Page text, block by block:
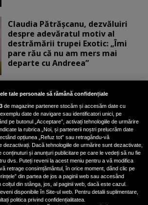
Claudia Pătrășcanu, dezvăluiri
despre adevăratul motiv al
destrămării trupei Exotic: „Îmi
pare rău că nu am mers mai
departe cu Andreea”
Scene incredibile! Ilinca Vandici a
pus mâna pe aparatul de
fotografiat al unui paparazzo și i l-
a aruncat la gunoi: „S-a dus la
poliție. Nu mai aveam aer”
Oana Moșneagu, mărturisiri
despre începutul relației cu Vlad
Gherman: „Eu am fost îngrozită de
aceasta posibilă relație”
tale personale să rămână confidențiale
de magazine partenere stocăm și accesăm date cu
date de navigare sau identificatori unici, pe
pe butonul „Acceptare”, activați tehnologiile de urmărire
la rubrica „Noi, și partenerii noștri prelucrăm date
opțiunea „Refuz tot” sau retragându-vă
dezactivați. Dacă tehnologiile de urmărire sunt dezactivate,
conținuturi și anunțuri publicitare pe care le vedeți să nu fie
dvs. Puteți reveni la acest meniu pentru a vă modifica
retrage consimțământul, în orice moment, dând clic pe
din partea de jos a paginii web sau accesând
colțul din stânga, jos, al paginii web, dacă este cazul.
disponibile în Site-ul web. Pentru detalii suplimentare,
politica privind confidențialitatea.